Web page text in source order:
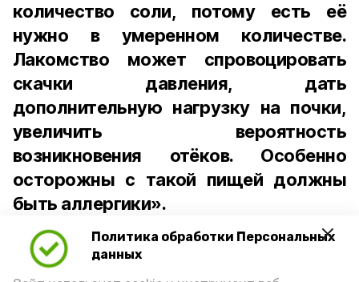
Политика обработки Персональных
данных
количество соли, потому есть её
нужно в умеренном количестве.
Лакомство может спровоцировать
скачки давления, дать
дополнительную нагрузку на почки,
увеличить вероятность
возникновения отёков. Особенно
осторожны с такой пищей должны
быть аллергики».
Для взрослого человека безопасной
порцией икры считается 30-50 граммов